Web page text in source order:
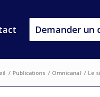
Demander un
/ Publications / Omnicanal / Le